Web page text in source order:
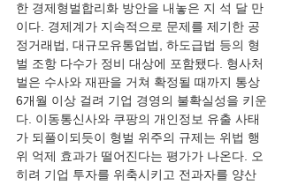
한 경제형벌합리화 방안을 내놓은 지 석 달 만
이다. 경제계가 지속적으로 문제를 제기한 공
정거래법, 대규모유통업법, 하도급법 등의 형
벌 조항 다수가 정비 대상에 포함됐다. 형사처
벌은 수사와 재판을 거쳐 확정될 때까지 통상
6개월 이상 걸려 기업 경영의 불확실성을 키운
다. 이동통신사와 쿠팡의 개인정보 유출 사태
가 되풀이되듯이 형벌 위주의 규제는 위법 행
위 억제 효과가 떨어진다는 평가가 나온다. 오
히려 기업 투자를 위축시키고 전과자를 양산